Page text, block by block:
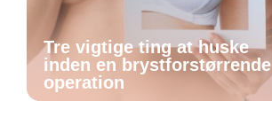
Tre vigtige ting at huske
inden en brystforstørrende
operation